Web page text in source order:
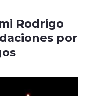
Rodrigo
por